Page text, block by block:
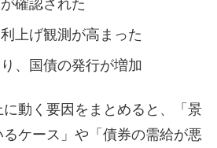
確認された
上げ観測が高まった
、国債の発行が増加
動く要因をまとめると、「景
ケース」や「債券の需給が悪